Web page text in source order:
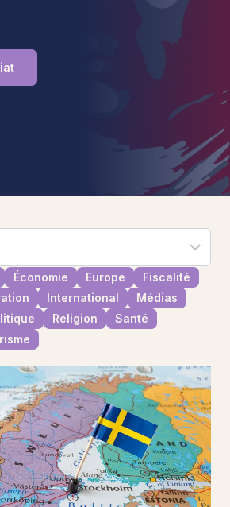
Économie Europe
Fiscalité
International
Médias
Religion
Santé